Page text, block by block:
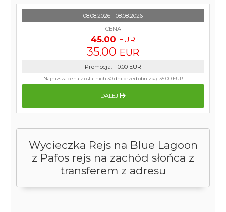
Wycieczka Rejs na Blue Lagoon
z Pafos rejs na zachód słońca z
transferem z adresu
08.08.2026 - 08.08.2026
CENA
45.00 EUR
35.00 EUR
Promocja: -10.00 EUR
Najniższa cena z ostatnich 30 dni przed obniżką:35.00 EUR
DALEJ